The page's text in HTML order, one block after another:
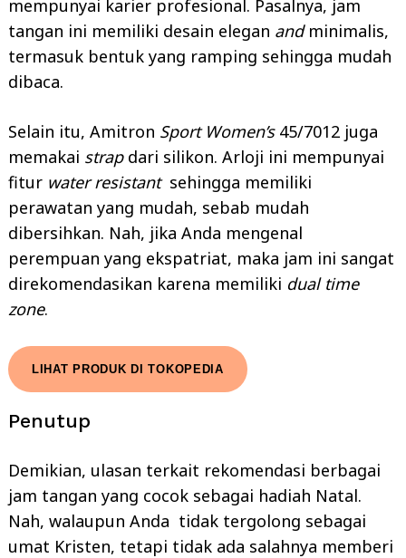
mempunyai karier profesional. Pasalnya, jam
tangan ini memiliki desain elegan and minimalis,
termasuk bentuk yang ramping sehingga mudah
dibaca.
Selain itu, Amitron Sport Women’s45/7012 juga
memakai strapdari silikon. Arloji ini mempunyai
fitur water resistantsehingga memiliki
perawatan yang mudah, sebab mudah
dibersihkan. Nah, jika Anda mengenal
perempuan yang ekspatriat, maka jam ini sangat
direkomendasikan karena memiliki dual time
zone.
LIHAT PRODUK DI TOKOPEDIA
Penutup
Demikian, ulasan terkait rekomendasi berbagai
jam tangan yang cocok sebagai hadiah Natal.
Nah, walaupun Anda tidak tergolong sebagai
umat Kristen, tetapi tidak ada salahnya memberi